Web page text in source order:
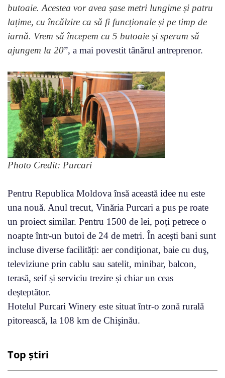
butoaie. Acestea vor avea șase metri lungime și patru
lațime, cu încălzire ca să fi funcționale și pe timp de
iarnă. Vrem să începem cu 5 butoaie și speram să
ajungem la 20”, a mai povestit tânărul antreprenor.
Photo Credit: Purcari
Pentru Republica Moldova însă această idee nu este
una nouă. Anul trecut, Vinăria Purcari a pus pe roate
un proiect similar. Pentru 1500 de lei, poți petrece o
noapte într-un butoi de 24 de metri. În acești bani sunt
incluse diverse facilități: aer condiţionat, baie cu duş,
televiziune prin cablu sau satelit, minibar, balcon,
terasă, seif și serviciu trezire și chiar un ceas
deşteptător.
Hotelul Purcari Winery este situat într-o zonă rurală
pitorească, la 108 km de Chişinău.
Top știri